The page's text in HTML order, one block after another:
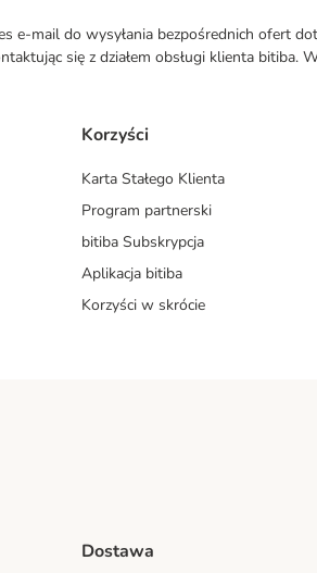
e-mail do wysyłania bezpośrednich ofert
się z działem obsługi klienta bitiba.
Korzyści
Karta Stałego Klienta
Program partnerski
bitiba Subskrypcja
Aplikacja bitiba
Korzyści w skrócie
Dostawa